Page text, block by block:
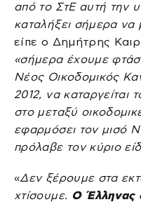
από το ΣτΕ αυτή την
καταλήξει σήμερα να
είπε ο Δημήτρης
«σήμερα έχουμε
Νέος Οικοδομικός
2012, να καταργείται
στο μεταξύ
εφαρμόσει τον μισό
πρόλαβε τον κύριο
«Δεν ξέρουμε στα
χτίσουμε. Ο Έλληνας